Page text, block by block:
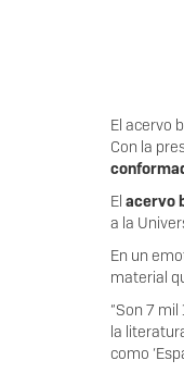
El acervo
Con la
El acervo
a la
En un
material
“Son 7
la
como